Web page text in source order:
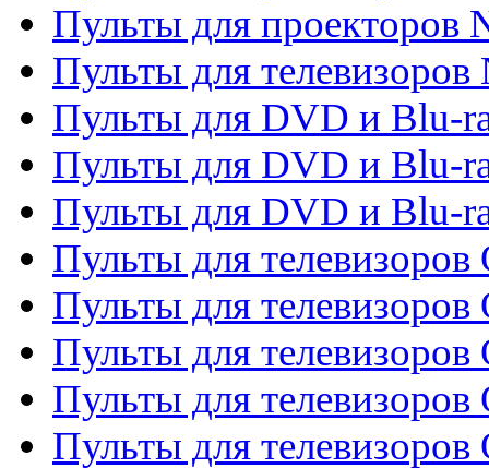
Пульты для проекторов
Пульты для телевизоров
Пульты для DVD и Blu-
Пульты для DVD и Blu-
Пульты для DVD и Blu-
Пульты для телевизоров
Пульты для телевизоров
Пульты для телевизоров
Пульты для телевизоров
Пульты для телевизоров